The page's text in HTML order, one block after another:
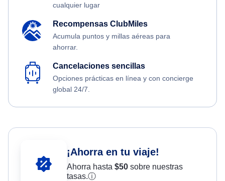
cualquier lugar
Recompensas ClubMiles
Acumula puntos y millas aéreas para
ahorrar.
Cancelaciones sencillas
Opciones prácticas en línea y con concierge
global 24/7.
¡Ahorra en tu viaje!
Ahorra hasta $50sobre nuestras
tasas.ⓘ